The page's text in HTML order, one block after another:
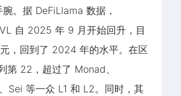
。据 DeFiLlama 数据，
自 2025 年 9 月开始回升，目
，回到了 2024 年的水平。在区
第 22，超过了 Monad、
Sei 等一众 L1 和 L2。同时，其